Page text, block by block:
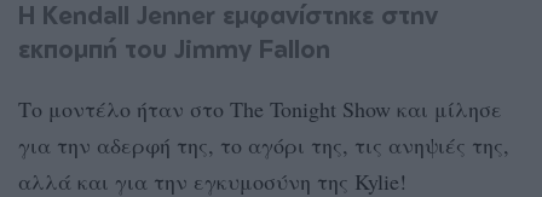
Η Κendall Jenner εμφανίστηκε στην
εκπομπή του Jimmy Fallon
Το μοντέλο ήταν στο The Tonight Show και μίλησε
για την αδερφή της, το αγόρι της, τις ανηψιές της,
αλλά και για την εγκυμοσύνη της Kylie!